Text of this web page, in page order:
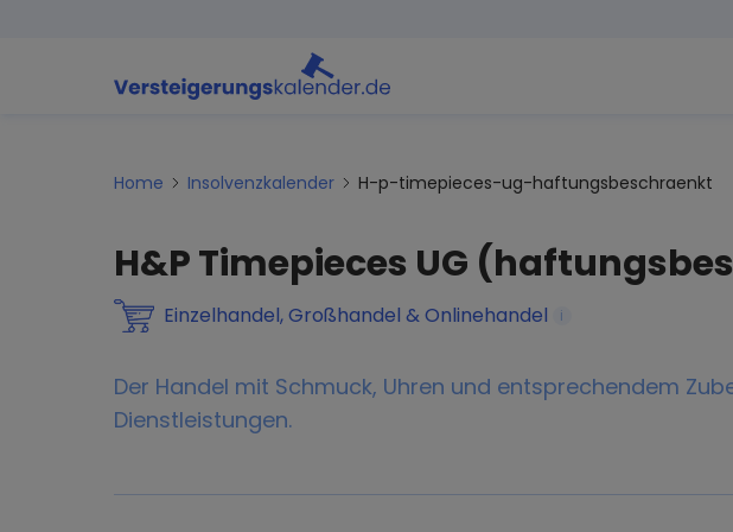
Home Insolvenzkalender H-p-timepieces-ug-haftungsbeschraenkt
H&P Timepieces UG
Einzelhandel, Großhandel & Onlinehandel i
Der Handel mit Schmuck, Uhren und entsprechendem
Dienstleistungen.